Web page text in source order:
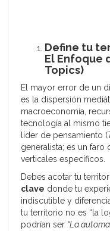
Define tu
El Enfoque
Topics)
El mayor error de un
es la dispersión
macroeconomía,
tecnología al mismo
líder de pensamiento (
generalista; es un
verticales específicos.
Debes acotar tu
clave donde tu
indiscutible y
tu territorio no es “la
podrían ser “La